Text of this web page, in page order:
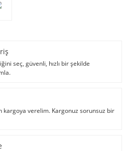
seç, güvenli, hızlı bir şekilde
kargoya verelim. Kargonuz sorunsuz bir